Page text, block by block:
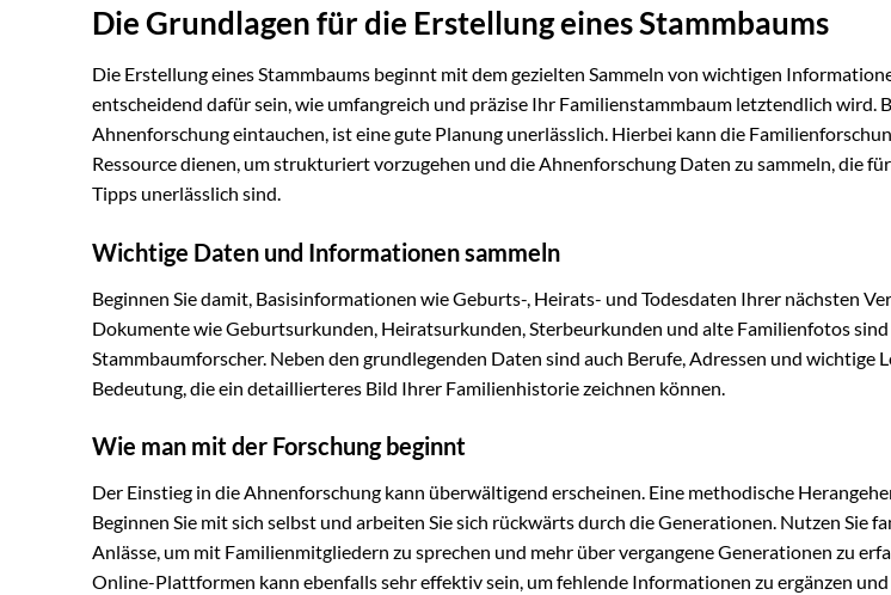
Die Grundlagen für die Erstellung eines Stammbaums
Die Erstellung eines Stammbaums beginnt mit dem gezielten Sammeln von wichtigen
entscheidend dafür sein, wie umfangreich und präzise Ihr Familienstammbaum letztendlich wird.
Ahnenforschung eintauchen, ist eine gute Planung unerlässlich. Hierbei kann die
Ressource dienen, um strukturiert vorzugehen und die Ahnenforschung Daten zu sammeln, die
Tipps unerlässlich sind.
Wichtige Daten und Informationen sammeln
Beginnen Sie damit, Basisinformationen wie Geburts-, Heirats- und Todesdaten Ihrer nächsten
Dokumente wie Geburtsurkunden, Heiratsurkunden, Sterbeurkunden und alte Familienfotos
Stammbaumforscher. Neben den grundlegenden Daten sind auch Berufe, Adressen und wichtige
Bedeutung, die ein detaillierteres Bild Ihrer Familienhistorie zeichnen können.
Wie man mit der Forschung beginnt
Der Einstieg in die Ahnenforschung kann überwältigend erscheinen. Eine methodische
Beginnen Sie mit sich selbst und arbeiten Sie sich rückwärts durch die Generationen. Nutzen Sie
Anlässe, um mit Familienmitgliedern zu sprechen und mehr über vergangene Generationen zu
Online-Plattformen kann ebenfalls sehr effektiv sein, um fehlende Informationen zu ergänzen